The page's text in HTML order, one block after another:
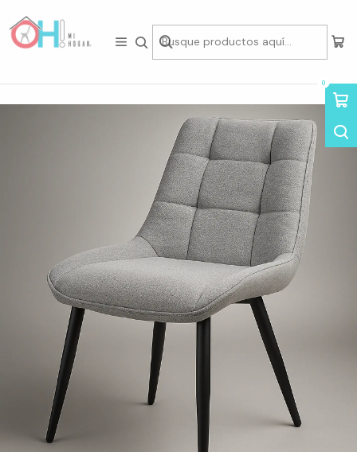
0
Inicio Asientos Sillas Silla Milano Lino Base Negro